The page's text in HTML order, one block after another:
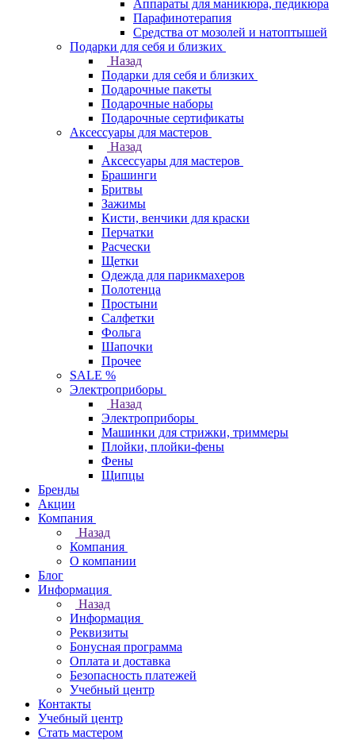
Аппараты для маникюра, педикюра
Парафинотерапия
Средства от мозолей и натоптышей
Подарки для себя и близких
Назад
Подарки для себя и близких
Подарочные пакеты
Подарочные наборы
Подарочные сертификаты
Аксессуары для мастеров
Назад
Аксессуары для мастеров
Брашинги
Бритвы
Зажимы
Кисти, венчики для краски
Перчатки
Расчески
Щетки
Одежда для парикмахеров
Полотенца
Простыни
Салфетки
Фольга
Шапочки
Прочее
SALE %
Электроприборы
Назад
Электроприборы
Машинки для стрижки, триммеры
Плойки, плойки-фены
Фены
Щипцы
Бренды
Акции
Компания
Назад
Компания
О компании
Блог
Информация
Назад
Информация
Реквизиты
Бонусная программа
Оплата и доставка
Безопасность платежей
Учебный центр
Контакты
Учебный центр
Стать мастером